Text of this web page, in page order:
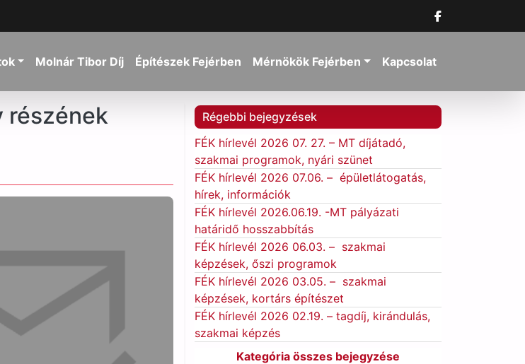
Molnár Tibor Díj Építészek Fejérben Mérnökök Fejérben Kapcsolat
részének
Régebbi bejegyzések
FÉK hírlevél 2026 07. 27. – MT díjátadó,
szakmai programok, nyári szünet
FÉK hírlevél 2026 07.06. – épületlátogatás,
hírek, információk
FÉK hírlevél 2026.06.19. -MT pályázati
határidő hosszabbítás
FÉK hírlevél 2026 06.03. – szakmai
képzések, őszi programok
FÉK hírlevél 2026 03.05. – szakmai
képzések, kortárs építészet
FÉK hírlevél 2026 02.19. – tagdíj, kirándulás,
szakmai képzés
Kategória összes bejegyzése